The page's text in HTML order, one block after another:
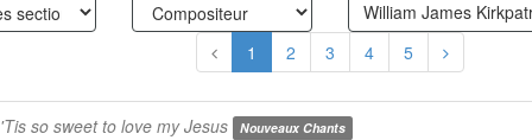
1 2 3 4 5
'Tis so sweet to love my Jesus Nouveaux Chants